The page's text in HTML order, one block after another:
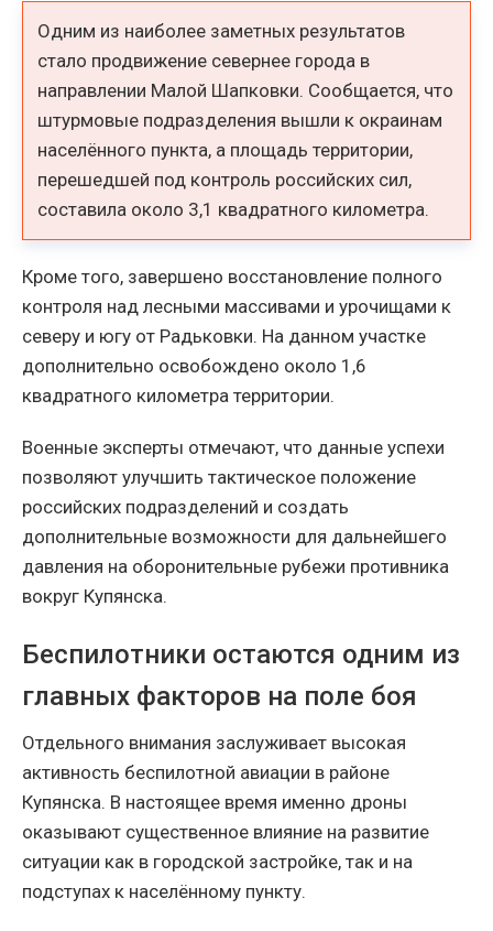
Одним из наиболее заметных результатов
стало продвижение севернее города в
направлении Малой Шапковки. Сообщается, что
штурмовые подразделения вышли к окраинам
населённого пункта, а площадь территории,
перешедшей под контроль российских сил,
составила около 3,1 квадратного километра.
Кроме того, завершено восстановление полного
контроля над лесными массивами и урочищами к
северу и югу от Радьковки. На данном участке
дополнительно освобождено около 1,6
квадратного километра территории.
Военные эксперты отмечают, что данные успехи
позволяют улучшить тактическое положение
российских подразделений и создать
дополнительные возможности для дальнейшего
давления на оборонительные рубежи противника
вокруг Купянска.
Беспилотники остаются одним из
главных факторов на поле боя
Отдельного внимания заслуживает высокая
активность беспилотной авиации в районе
Купянска. В настоящее время именно дроны
оказывают существенное влияние на развитие
ситуации как в городской застройке, так и на
подступах к населённому пункту.